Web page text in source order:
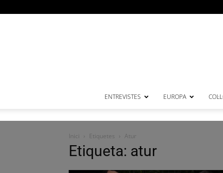
ENTREVISTES EUROPA
Inici Etiquetes Atur
Etiqueta: atur